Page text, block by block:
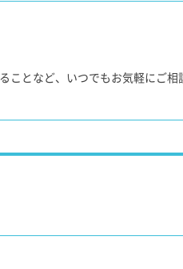
となど、いつでもお気軽にご相